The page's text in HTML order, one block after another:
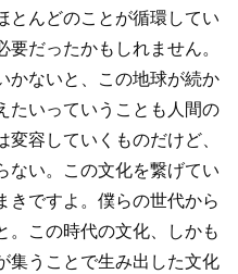
とんどのことが循環してい
だったかもしれません。
かないと、この地球が続か
たいっていうことも人間の
容していくものだけど、
ない。この文化を繋げてい
きですよ。僕らの世代から
。この時代の文化、しかも
集うことで生み出した文化